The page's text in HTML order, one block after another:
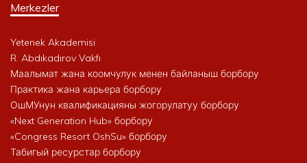
Merkezler
Yetenek Akademisi
R. Abdıkadırov Vakfı
Маалымат жана коомчулук менен байланыш борбору
Практика жана карьера борбору
ОшМУнун квалификацияны жогорулатуу борбору
«Next Generation Hub» борбору
«Congress Resort OshSu» борбору
Табигый ресурстар борбору